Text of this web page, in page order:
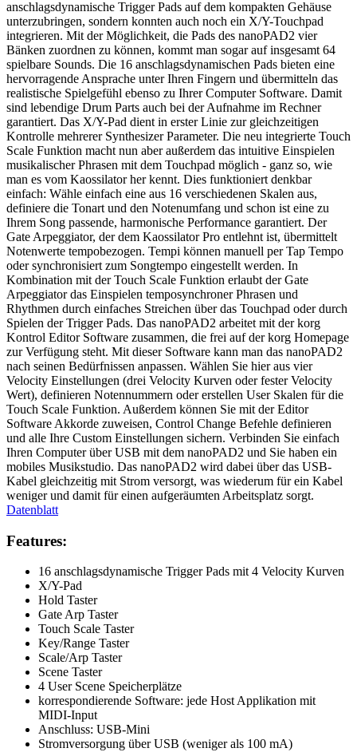
anschlagsdynamische Trigger Pads auf dem kompakten Gehäuse
unterzubringen, sondern konnten auch noch ein X/Y-Touchpad
integrieren. Mit der Möglichkeit, die Pads des nanoPAD2 vier
Bänken zuordnen zu können, kommt man sogar auf insgesamt 64
spielbare Sounds. Die 16 anschlagsdynamischen Pads bieten eine
hervorragende Ansprache unter Ihren Fingern und übermitteln das
realistische Spielgefühl ebenso zu Ihrer Computer Software. Damit
sind lebendige Drum Parts auch bei der Aufnahme im Rechner
garantiert. Das X/Y-Pad dient in erster Linie zur gleichzeitigen
Kontrolle mehrerer Synthesizer Parameter. Die neu integrierte Touch
Scale Funktion macht nun aber außerdem das intuitive Einspielen
musikalischer Phrasen mit dem Touchpad möglich - ganz so, wie
man es vom Kaossilator her kennt. Dies funktioniert denkbar
einfach: Wähle einfach eine aus 16 verschiedenen Skalen aus,
definiere die Tonart und den Notenumfang und schon ist eine zu
Ihrem Song passende, harmonische Performance garantiert. Der
Gate Arpeggiator, der dem Kaossilator Pro entlehnt ist, übermittelt
Notenwerte tempobezogen. Tempi können manuell per Tap Tempo
oder synchronisiert zum Songtempo eingestellt werden. In
Kombination mit der Touch Scale Funktion erlaubt der Gate
Arpeggiator das Einspielen temposynchroner Phrasen und
Rhythmen durch einfaches Streichen über das Touchpad oder durch
Spielen der Trigger Pads. Das nanoPAD2 arbeitet mit der korg
Kontrol Editor Software zusammen, die frei auf der korg Homepage
zur Verfügung steht. Mit dieser Software kann man das nanoPAD2
nach seinen Bedürfnissen anpassen. Wählen Sie hier aus vier
Velocity Einstellungen (drei Velocity Kurven oder fester Velocity
Wert), definieren Notennummern oder erstellen User Skalen für die
Touch Scale Funktion. Außerdem können Sie mit der Editor
Software Akkorde zuweisen, Control Change Befehle definieren
und alle Ihre Custom Einstellungen sichern. Verbinden Sie einfach
Ihren Computer über USB mit dem nanoPAD2 und Sie haben ein
mobiles Musikstudio. Das nanoPAD2 wird dabei über das USB-
Kabel gleichzeitig mit Strom versorgt, was wiederum für ein Kabel
weniger und damit für einen aufgeräumten Arbeitsplatz sorgt.
Datenblatt
Features:
16 anschlagsdynamische Trigger Pads mit 4 Velocity Kurven
X/Y-Pad
Hold Taster
Gate Arp Taster
Touch Scale Taster
Key/Range Taster
Scale/Arp Taster
Scene Taster
4 User Scene Speicherplätze
korrespondierende Software: jede Host Applikation mit
MIDI-Input
Anschluss: USB-Mini
Stromversorgung über USB (weniger als 100 mA)